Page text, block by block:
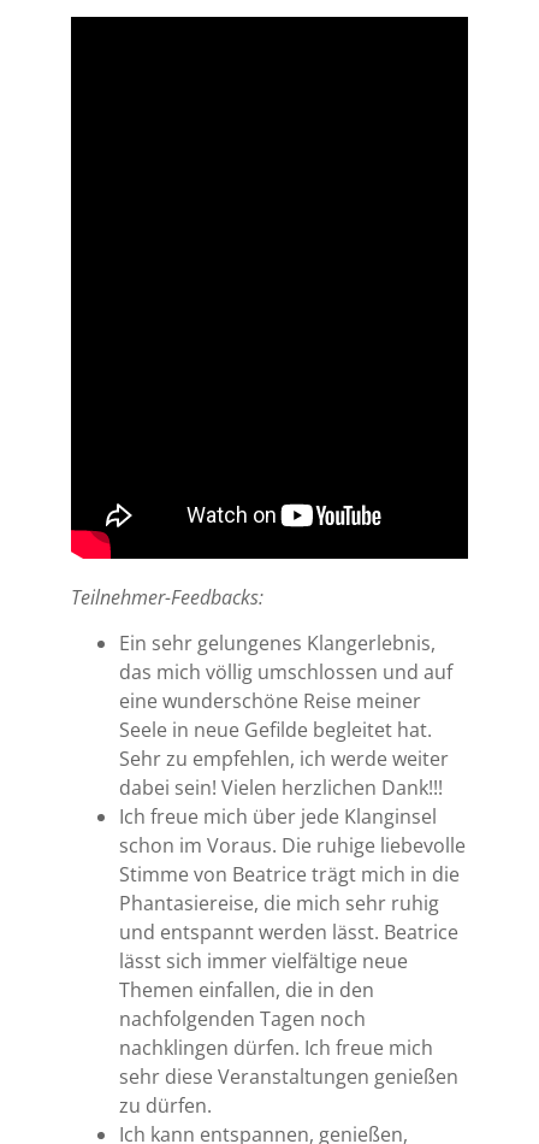
Teilnehmer-Feedbacks:
Ein sehr gelungenes Klangerlebnis,
das mich völlig umschlossen und auf
eine wunderschöne Reise meiner
Seele in neue Gefilde begleitet hat.
Sehr zu empfehlen, ich werde weiter
dabei sein! Vielen herzlichen Dank!!!
Ich freue mich über jede Klanginsel
schon im Voraus. Die ruhige liebevolle
Stimme von Beatrice trägt mich in die
Phantasiereise, die mich sehr ruhig
und entspannt werden lässt. Beatrice
lässt sich immer vielfältige neue
Themen einfallen, die in den
nachfolgenden Tagen noch
nachklingen dürfen. Ich freue mich
sehr diese Veranstaltungen genießen
zu dürfen.
Ich kann entspannen, genießen,